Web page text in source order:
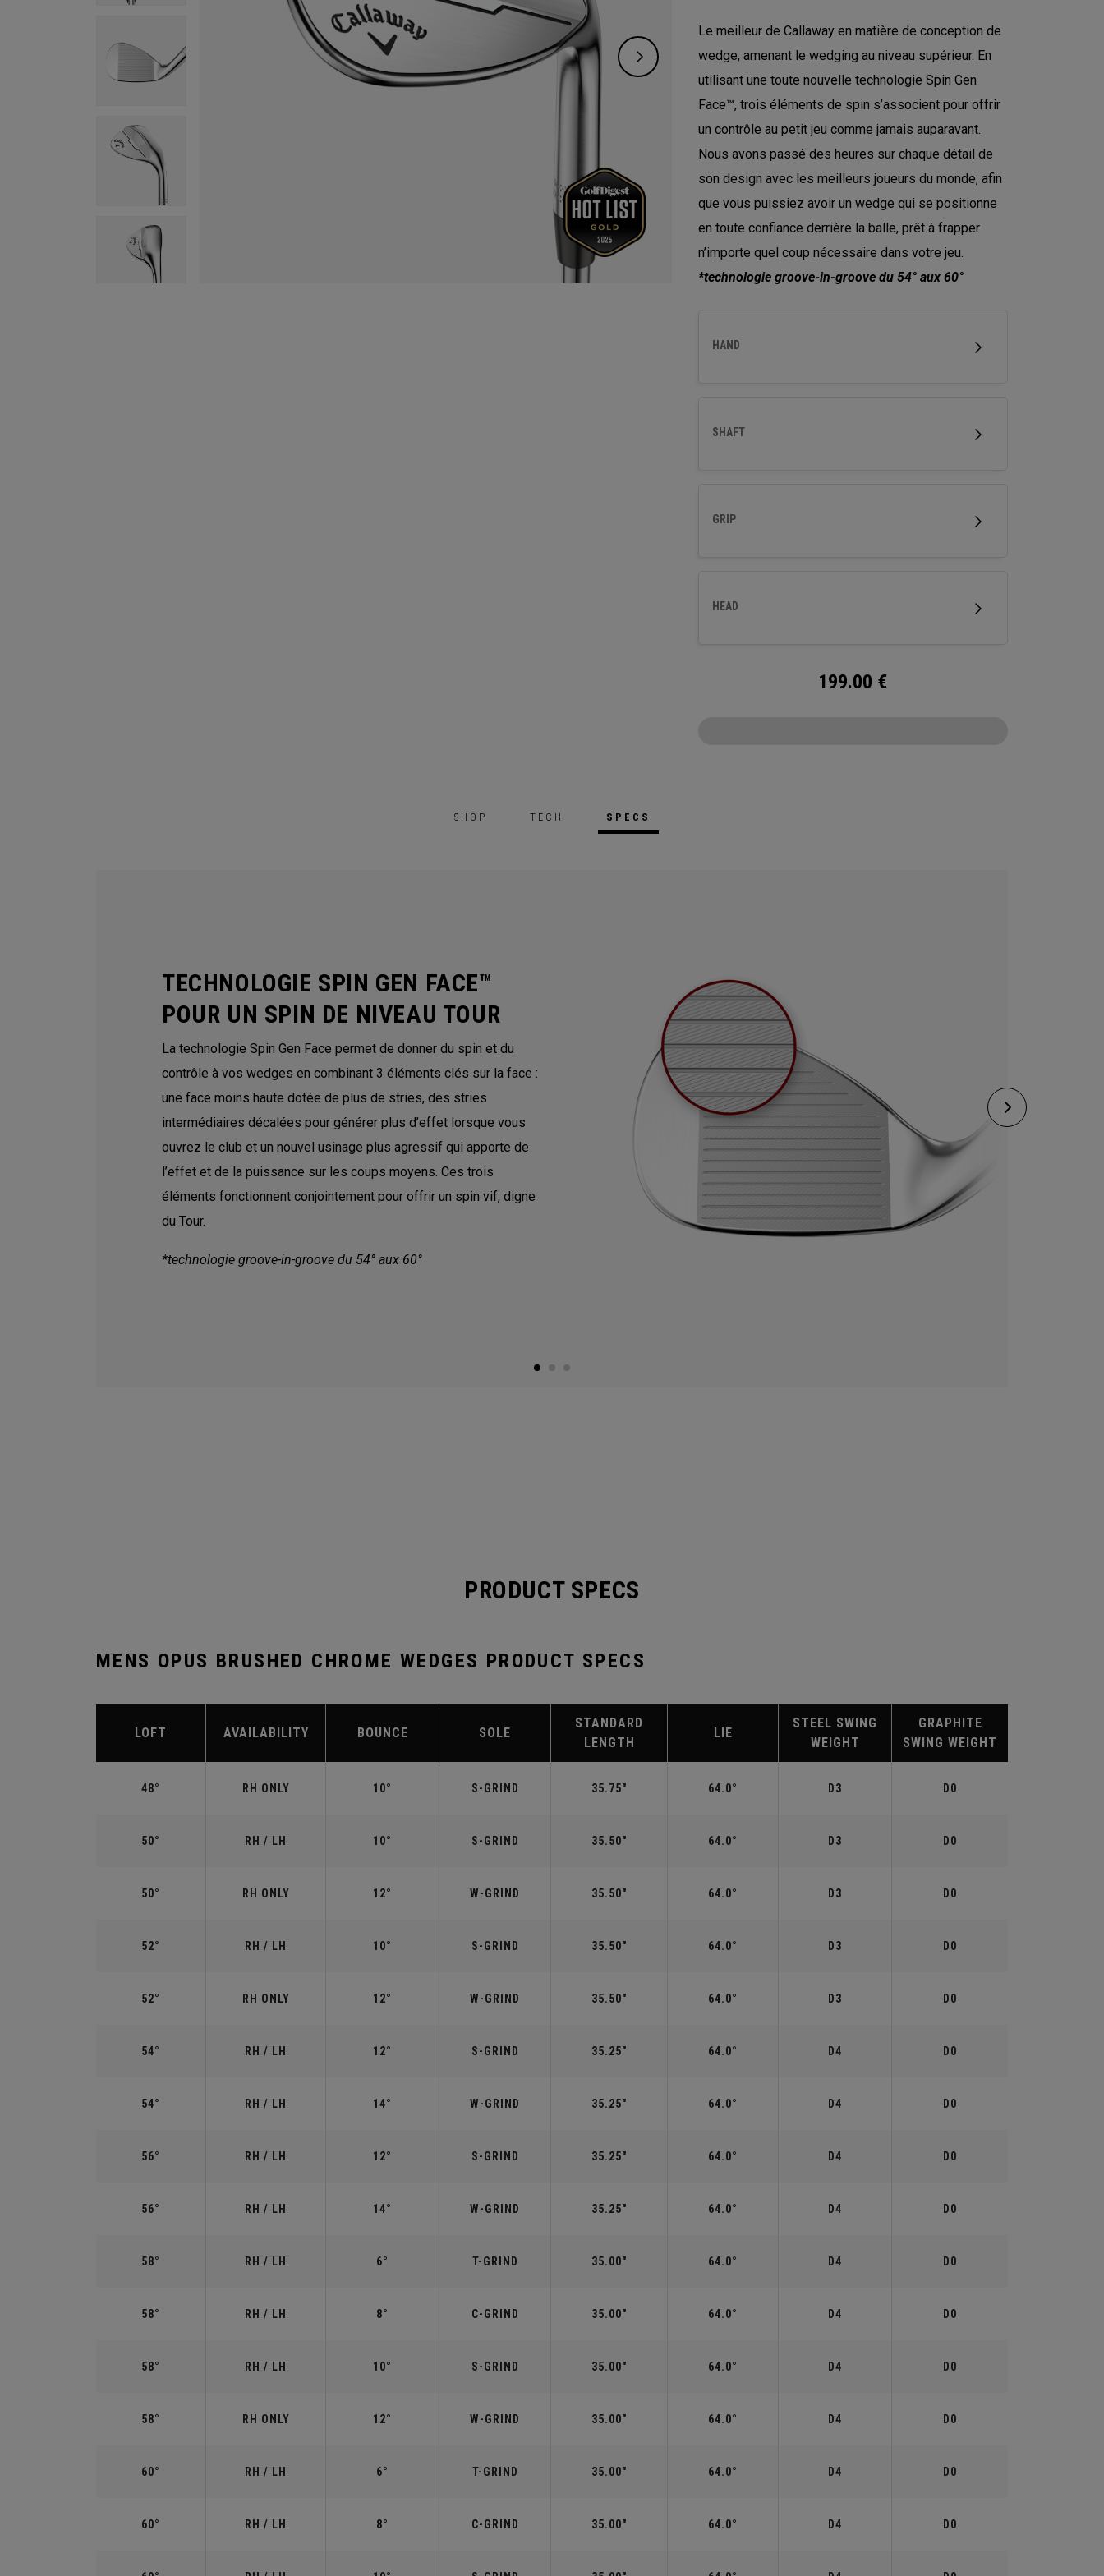
Le meilleur de Callaway en matière de conception de
wedge, amenant le wedging au niveau supérieur. En
utilisant une toute nouvelle technologie Spin Gen
Face™, trois éléments de spin s’associent pour offrir
un contrôle au petit jeu comme jamais auparavant.
Nous avons passé des heures sur chaque détail de
son design avec les meilleurs joueurs du monde, afin
que vous puissiez avoir un wedge qui se positionne
en toute confiance derrière la balle, prêt à frapper
n’importe quel coup nécessaire dans votre jeu.
*technologie groove-in-groove du 54° aux 60°
HAND
SHAFT
GRIP
HEAD
199.00 €
SHOP TECH SPECS
TECHNOLOGIE SPIN GEN FACE™
POUR UN SPIN DE NIVEAU TOUR
La technologie Spin Gen Face permet de donner du spin et du
contrôle à vos wedges en combinant 3 éléments clés sur la face :
une face moins haute dotée de plus de stries, des stries
intermédiaires décalées pour générer plus d’effet lorsque vous
ouvrez le club et un nouvel usinage plus agressif qui apporte de
l’effet et de la puissance sur les coups moyens. Ces trois
éléments fonctionnent conjointement pour offrir un spin vif, digne
du Tour.
*technologie groove-in-groove du 54° aux 60°
PRODUCT SPECS
MENS OPUS BRUSHED CHROME WEDGES PRODUCT SPECS
LOFT AVAILABILITY BOUNCE SOLE
STANDARD
LENGTH
LIE
STEEL SWING
WEIGHT
GRAPHITE
SWING WEIGHT
48° RH ONLY 10° S-GRIND 35.75" 64.0° D3 D0
50° RH / LH 10° S-GRIND 35.50" 64.0° D3 D0
50° RH ONLY 12° W-GRIND 35.50" 64.0° D3 D0
52° RH / LH 10° S-GRIND 35.50" 64.0° D3 D0
52° RH ONLY 12° W-GRIND 35.50" 64.0° D3 D0
54° RH / LH 12° S-GRIND 35.25" 64.0° D4 D0
54° RH / LH 14° W-GRIND 35.25" 64.0° D4 D0
56° RH / LH 12° S-GRIND 35.25" 64.0° D4 D0
56° RH / LH 14° W-GRIND 35.25" 64.0° D4 D0
58° RH / LH 6° T-GRIND 35.00" 64.0° D4 D0
58° RH / LH 8° C-GRIND 35.00" 64.0° D4 D0
58° RH / LH 10° S-GRIND 35.00" 64.0° D4 D0
58° RH ONLY 12° W-GRIND 35.00" 64.0° D4 D0
60° RH / LH 6° T-GRIND 35.00" 64.0° D4 D0
60° RH / LH 8° C-GRIND 35.00" 64.0° D4 D0